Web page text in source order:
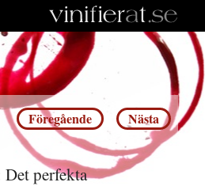
Inläggsnavigering
Föregående Nästa
perfekta